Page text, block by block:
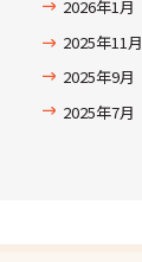
2026年1月
2025年11月
2025年9月
2025年7月